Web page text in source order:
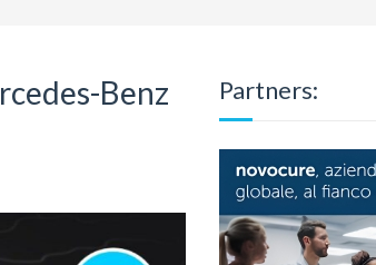
Benz
Partners: